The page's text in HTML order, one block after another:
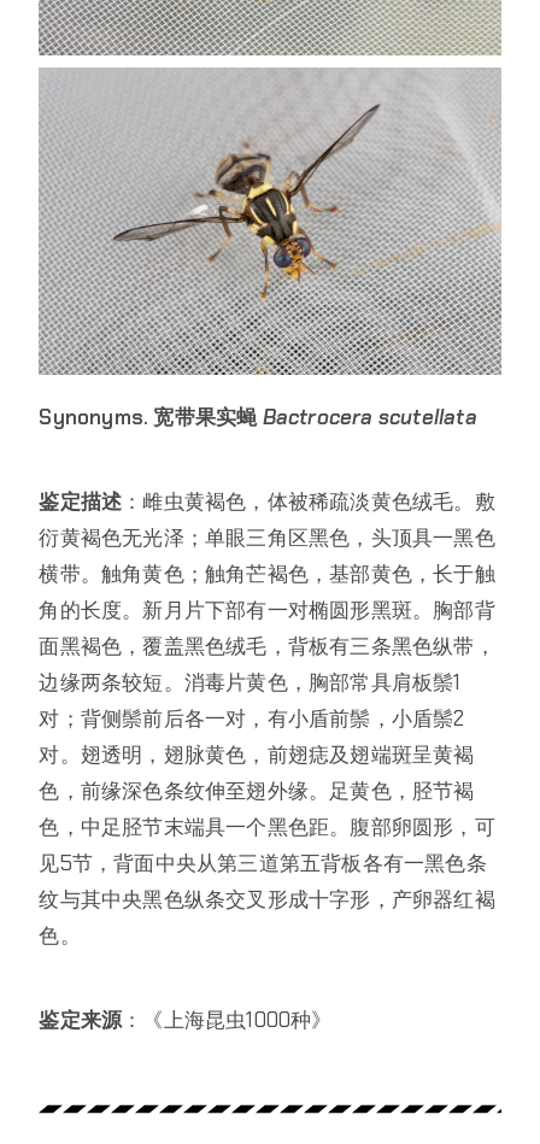
Synonyms. 宽带果实蝇Bactrocera scutellata
鉴定描述 ：雌虫黄褐色，体被稀疏淡黄色绒毛。敷
衍黄褐色无光泽；单眼三角区黑色，头顶具一黑色
横带。触角黄色；触角芒褐色，基部黄色，长于触
角的长度。新月片下部有一对椭圆形黑斑。胸部背
面黑褐色，覆盖黑色绒毛，背板有三条黑色纵带，
边缘两条较短。消毒片黄色，胸部常具肩板鬃1
对；背侧鬃前后各一对，有小盾前鬃，小盾鬃2
对。翅透明，翅脉黄色，前翅痣及翅端斑呈黄褐
色，前缘深色条纹伸至翅外缘。足黄色，胫节褐
色，中足胫节末端具一个黑色距。腹部卵圆形，可
见5节，背面中央从第三道第五背板各有一黑色条
纹与其中央黑色纵条交叉形成十字形，产卵器红褐
色。
鉴定来源：《上海昆虫1000种》